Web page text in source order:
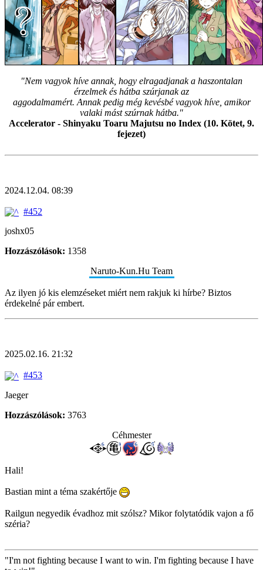
"Nem vagyok híve annak, hogy elragadjanak a haszontalan
érzelmek és hátba szúrjanak az
aggodalmamért. Annak pedig még kevésbé vagyok híve, amikor
valaki mást szúrnak hátba."
Accelerator - Shinyaku Toaru Majutsu no Index (10. Kötet, 9.
fejezet)
2024.12.04. 08:39
#452
joshx05
Hozzászólások: 1358
Naruto-Kun.Hu Team
Az ilyen jó kis elemzéseket miért nem rakjuk ki hírbe? Biztos
érdekelné pár embert.
2025.02.16. 21:32
#453
Jaeger
Hozzászólások: 3763
Céhmester
Hali!
Bastian mint a téma szakértője
Railgun negyedik évadhoz mit szólsz? Mikor folytatódik vajon a fő
széria?
"I'm not fighting because I want to win. I'm fighting because I have